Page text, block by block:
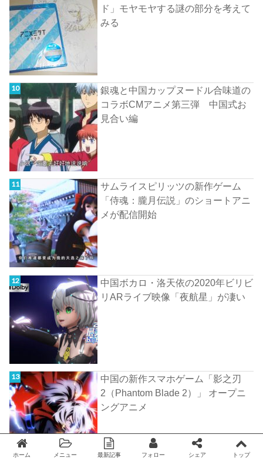
ド」モヤモヤする謎の部分を考えて
みる
銀魂と中国カップヌードル合味道の
コラボCMアニメ第三弾 中国式お
見合い編
サムライスピリッツの新作ゲーム
「侍魂：朧月伝説」のショートアニ
メが配信開始
中国ボカロ・洛天依の2020年ビリビ
リARライブ映像「夜航星」が凄い
中国の新作スマホゲーム「影之刃
2（Phantom Blade 2）」 オープニ
ングアニメ
ホーム メニュー 最新記事 フォロー シェア トップ
Twitter facebook